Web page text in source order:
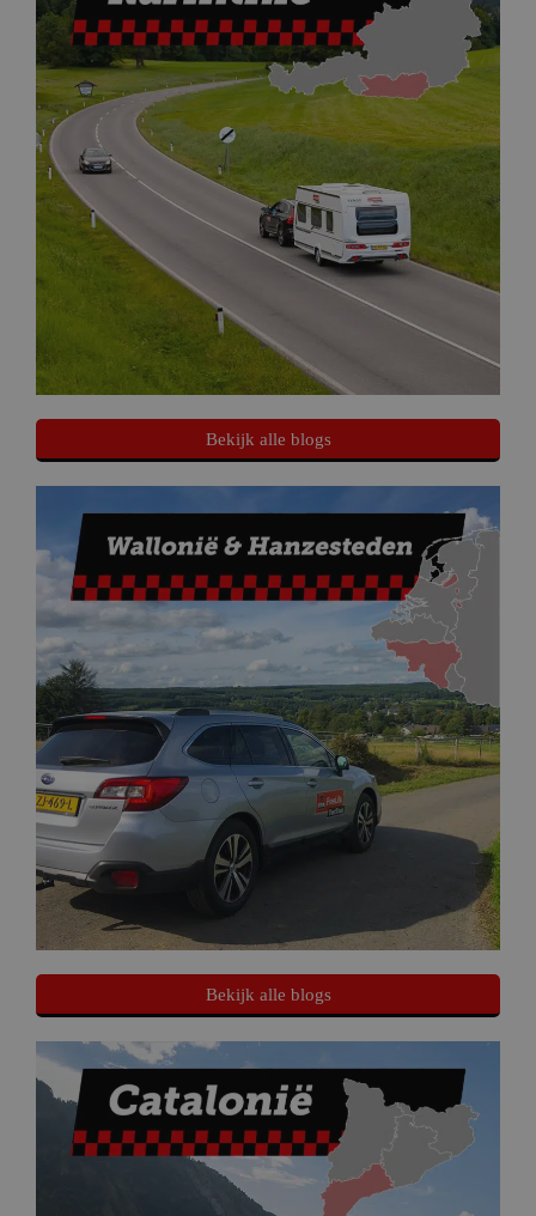
Bekijk alle blogs
Bekijk alle blogs